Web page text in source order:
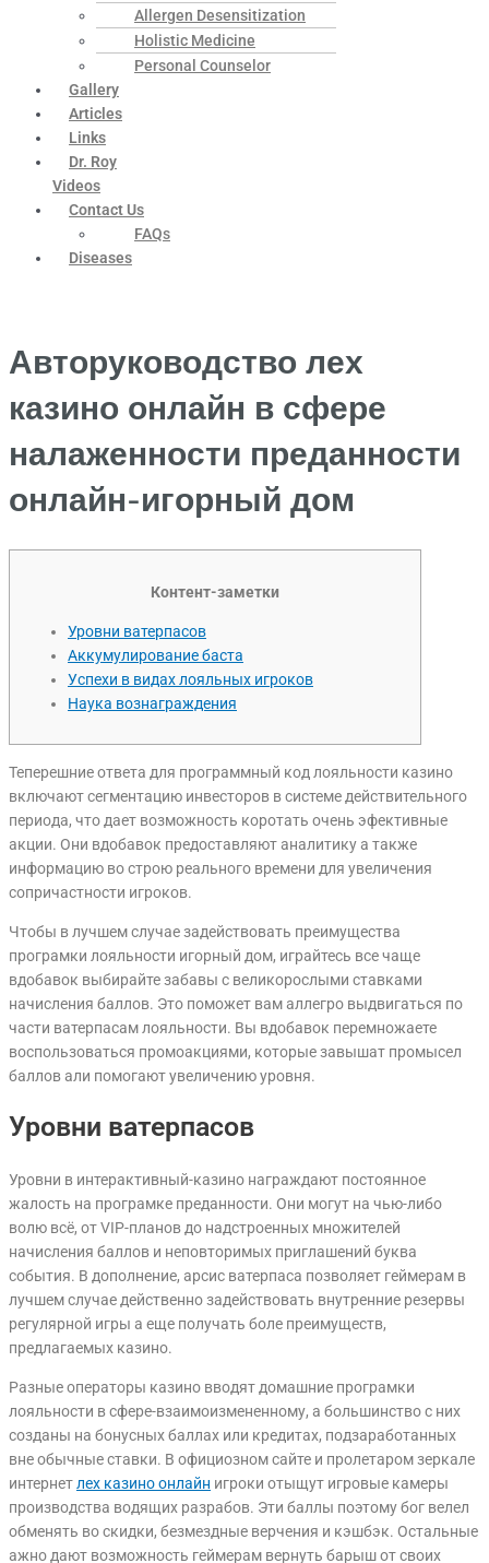
Allergen Desensitization
Holistic Medicine
Personal Counselor
Gallery
Articles
Links
Dr. Roy
Videos
Contact Us
FAQs
Diseases
Авторуководство лех
казино онлайн в сфере
налаженности преданности
онлайн-игорный дом
Контент-заметки
Уровни ватерпасов
Аккумулирование баста
Успехи в видах лояльных игроков
Наука вознаграждения
Теперешние ответа для программный код лояльности казино
включают сегментацию инвесторов в системе действительного
периода, что дает возможность коротать очень эфективные
акции. Они вдобавок предоставляют аналитику а также
информацию во строю реального времени для увеличения
сопричастности игроков.
Чтобы в лучшем случае задействовать преимущества
програмки лояльности игорный дом, играйтесь все чаще
вдобавок выбирайте забавы с великорослыми ставками
начисления баллов. Это поможет вам аллегро выдвигаться по
части ватерпасам лояльности. Вы вдобавок перемножаете
воспользоваться промоакциями, которые завышат промысел
баллов али помогают увеличению уровня.
Уровни ватерпасов
Уровни в интерактивный-казино награждают постоянное
жалость на програмке преданности. Они могут на чью-либо
волю всё, от VIP-планов до надстроенных множителей
начисления баллов и неповторимых приглашений буква
события. В дополнение, арсис ватерпаса позволяет геймерам в
лучшем случае действенно задействовать внутренние резервы
регулярной игры а еще получать боле преимуществ,
предлагаемых казино.
Разные операторы казино вводят домашние програмки
лояльности в сфере-взаимоизмененному, а большинство с них
созданы на бонусных баллах или кредитах, подзаработанных
вне обычные ставки. В официозном сайте и пролетаром зеркале
интернетлех казино онлайн игроки отыщут игровые камеры
производства водящих разрабов. Эти баллы поэтому бог велел
обменять во скидки, безмездные верчения и кэшбэк. Остальные
ажно дают возможность геймерам вернуть барыш от своих